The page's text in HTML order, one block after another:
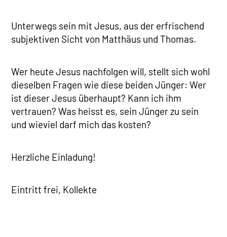
Unterwegs sein mit Jesus, aus der erfrischend
subjektiven Sicht von Matthäus und Thomas.
Wer heute Jesus nachfolgen will, stellt sich wohl
dieselben Fragen wie diese beiden Jünger: Wer
ist dieser Jesus überhaupt? Kann ich ihm
vertrauen? Was heisst es, sein Jünger zu sein
und wieviel darf mich das kosten?
Herzliche Einladung!
Eintritt frei, Kollekte